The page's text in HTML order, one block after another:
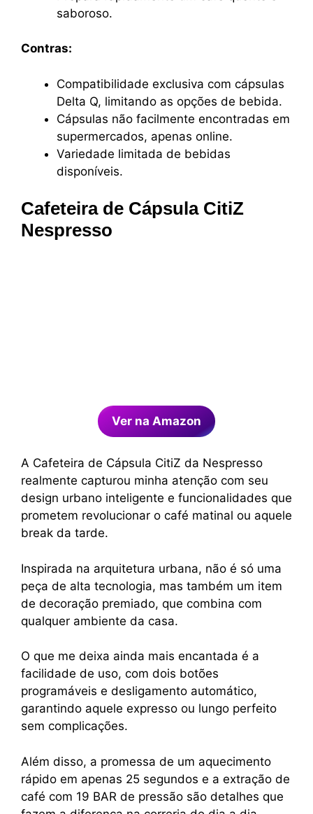
saboroso.
Contras:
Compatibilidade exclusiva com cápsulas
Delta Q, limitando as opções de bebida.
Cápsulas não facilmente encontradas em
supermercados, apenas online.
Variedade limitada de bebidas
disponíveis.
Cafeteira de Cápsula CitiZ
Nespresso
Ver na Amazon
A Cafeteira de Cápsula CitiZ da Nespresso
realmente capturou minha atenção com seu
design urbano inteligente e funcionalidades que
prometem revolucionar o café matinal ou aquele
break da tarde.
Inspirada na arquitetura urbana, não é só uma
peça de alta tecnologia, mas também um item
de decoração premiado, que combina com
qualquer ambiente da casa.
O que me deixa ainda mais encantada é a
facilidade de uso, com dois botões
programáveis e desligamento automático,
garantindo aquele expresso ou lungo perfeito
sem complicações.
Além disso, a promessa de um aquecimento
rápido em apenas 25 segundos e a extração de
café com 19 BAR de pressão são detalhes que